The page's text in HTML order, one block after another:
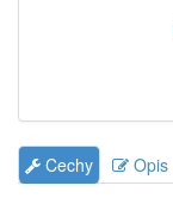
Cechy Opis